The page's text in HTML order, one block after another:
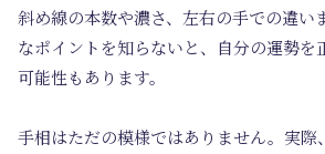
斜め線の本数や濃さ、左右の手での違い
なポイントを知らないと、自分の運勢を
可能性もあります。
手相はただの模様ではありません。実際